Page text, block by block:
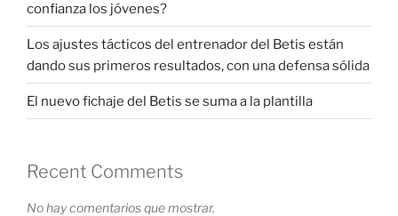
confianza los jóvenes?
Los ajustes tácticos del entrenador del Betis están
dando sus primeros resultados, con una defensa sólida
El nuevo fichaje del Betis se suma a la plantilla
Recent Comments
No hay comentarios que mostrar.